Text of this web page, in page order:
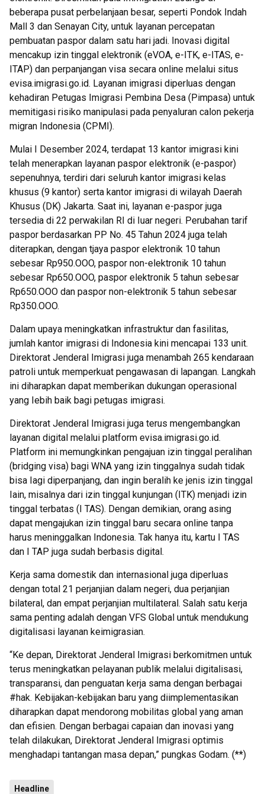
beberapa pusat perbelanjaan besar, seperti Pondok Indah
Mall 3 dan Senayan City, untuk layanan percepatan
pembuatan paspor dalam satu hari jadi. Inovasi digital
mencakup izin tinggal elektronik (eVOA, e-ITK, e-ITAS, e-
ITAP) dan perpanjangan visa secara online melalui situs
evisa.imigrasi.go.id. Layanan imigrasi diperluas dengan
kehadiran Petugas Imigrasi Pembina Desa (Pimpasa) untuk
memitigasi risiko manipulasi pada penyaluran calon pekerja
migran Indonesia (CPMI).
Mulai I Desember 2024, terdapat 13 kantor imigrasi kini
telah menerapkan layanan paspor elektronik (e-paspor)
sepenuhnya, terdiri dari seluruh kantor imigrasi kelas
khusus (9 kantor) serta kantor imigrasi di wilayah Daerah
Khusus (DK) Jakarta. Saat ini, layanan e-paspor juga
tersedia di 22 perwakilan RI di Iuar negeri. Perubahan tarif
paspor berdasarkan PP No. 45 Tahun 2024 juga telah
diterapkan, dengan tjaya paspor elektronik 10 tahun
sebesar Rp950.OOO, paspor non-elektronik 10 tahun
sebesar Rp650.OOO, paspor elektronik 5 tahun sebesar
Rp650.OOO dan paspor non-elektronik 5 tahun sebesar
Rp350.OOO.
Dalam upaya meningkatkan infrastruktur dan fasilitas,
jumlah kantor imigrasi di Indonesia kini mencapai 133 unit.
Direktorat Jenderal Imigrasi juga menambah 265 kendaraan
patroli untuk memperkuat pengawasan di lapangan. Langkah
ini diharapkan dapat memberikan dukungan operasional
yang Iebih baik bagi petugas imigrasi.
Direktorat Jenderal Imigrasi juga terus mengembangkan
layanan digital melalui platform evisa.imigrasi.go.id.
Platform ini memungkinkan pengajuan izin tinggal peralihan
(bridging visa) bagi WNA yang izin tinggalnya sudah tidak
bisa Iagi diperpanjang, dan ingin beralih ke jenis izin tinggal
Iain, misalnya dari izin tinggal kunjungan (ITK) menjadi izin
tinggal terbatas (I TAS). Dengan demikian, orang asing
dapat mengajukan izin tinggal baru secara online tanpa
harus meninggalkan Indonesia. Tak hanya itu, kartu I TAS
dan I TAP juga sudah berbasis digital.
Kerja sama domestik dan internasional juga diperluas
dengan total 21 perjanjian dalam negeri, dua perjanjian
bilateral, dan empat perjanjian multilateral. Salah satu kerja
sama penting adalah dengan VFS Global untuk mendukung
digitalisasi layanan keimigrasian.
“Ke depan, Direktorat Jenderal Imigrasi berkomitmen untuk
terus meningkatkan pelayanan publik melalui digitalisasi,
transparansi, dan penguatan kerja sama dengan berbagai
#hak. Kebijakan-kebijakan baru yang diimplementasikan
diharapkan dapat mendorong mobilitas global yang aman
dan efisien. Dengan berbagai capaian dan inovasi yang
telah dilakukan, Direktorat Jenderal Imigrasi optimis
menghadapi tantangan masa depan,” pungkas Godam. (**)
Headline